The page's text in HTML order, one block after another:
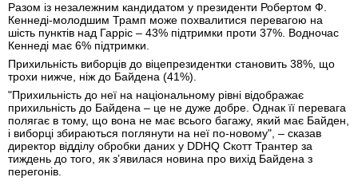
Разом із незалежним кандидатом у президенти Робертом Ф.
Кеннеді-молодшим Трамп може похвалитися перевагою на
шість пунктів над Гарріс – 43% підтримки проти 37%. Водночас
Кеннеді має 6% підтримки.
Прихильність виборців до віцепрезидентки становить 38%, що
трохи нижче, ніж до Байдена (41%).
"Прихильність до неї на національному рівні відображає
прихильність до Байдена – це не дуже добре. Однак її перевага
полягає в тому, що вона не має всього багажу, який має Байден,
і виборці збираються поглянути на неї по-новому", – сказав
директор відділу обробки даних у DDHQ Скотт Трантер за
тиждень до того, як з’явилася новина про вихід Байдена з
перегонів.